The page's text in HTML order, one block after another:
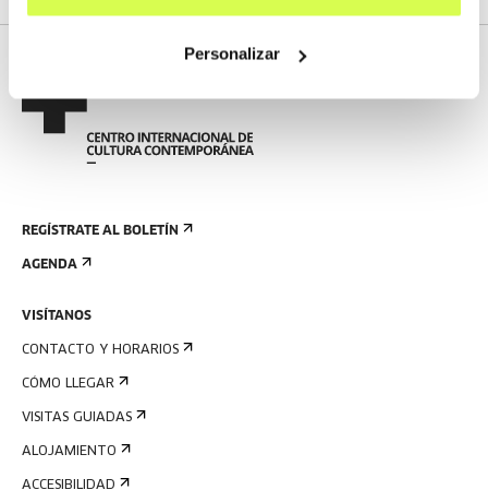
Personalizar
REGÍSTRATE AL BOLETÍN
AGENDA
VISÍTANOS
CONTACTO Y HORARIOS
CÓMO LLEGAR
VISITAS GUIADAS
ALOJAMIENTO
ACCESIBILIDAD